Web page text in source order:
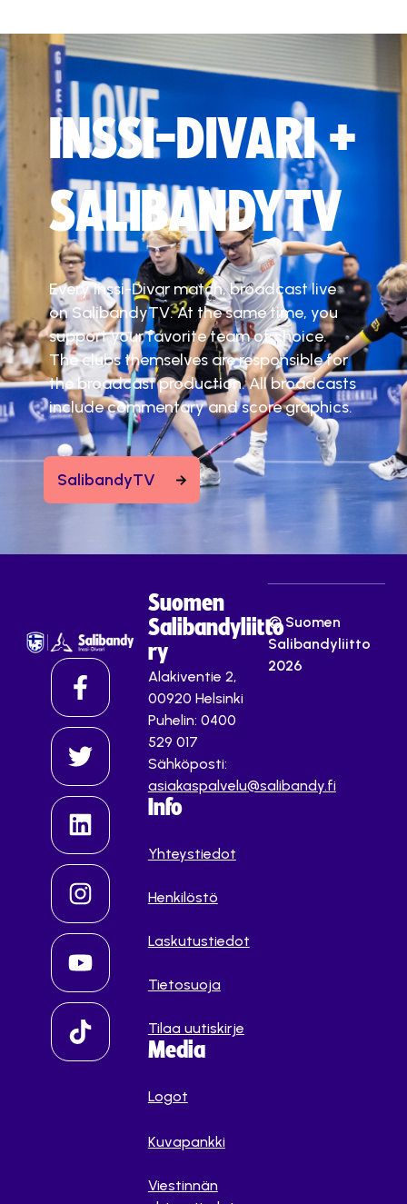
INSSI-DIVARI +
SALIBANDYTV
Every Inssi-Divar match, broadcast live
on SalibandyTV. At the same time, you
support your favorite team of choice.
The clubs themselves are responsible for
the broadcast production. All broadcasts
include commentary and score graphics.
SalibandyTV
Suomen
Salibandyliitto
ry
Alakiventie 2,
00920 Helsinki
Puhelin: 0400
529 017
Sähköposti:
asiakaspalvelu@salibandy.fi
Info
Yhteystiedot
Henkilöstö
Laskutustiedot
Tietosuoja
Tilaa uutiskirje
Media
Logot
Kuvapankki
Viestinnän
© Suomen
Salibandyliitto
2026